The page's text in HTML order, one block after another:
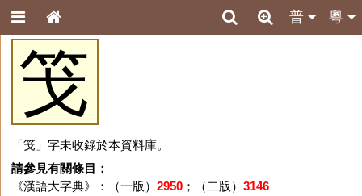
粵
普
䇝
「䇝」字未收錄於本資料庫。
請參見有關條目：
《漢語大字典》：（一版） 2950；（二版） 3146